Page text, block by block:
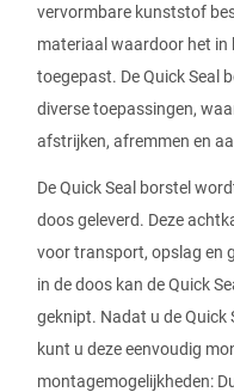
vervormbare kunststof
materiaal waardoor het in
toegepast. De Quick Seal
diverse toepassingen,
afstrijken, afremmen en
De Quick Seal borstel
doos geleverd. Deze
voor transport, opslag en
in de doos kan de Quick
geknipt. Nadat u de Quick
kunt u deze eenvoudig
montagemogelijkheden: